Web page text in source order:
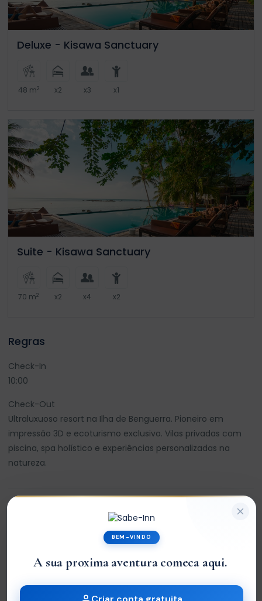
Deluxe - Kisawa Sanctuary
48 m2 x2 x3 x1
Suite - Kisawa Sanctuary
70 m2 x2 x4 x2
Regras
Check-In
10:00
Check-Out
Ultraluxuoso resort na Ilha de Benguerra. Pioneiro em
impressão 3D e ecoturismo exclusivo. Vilas privadas com
piscina, spa holístico e experiências personalizadas na
natureza.
0/5
BEM-VINDO
A sua proxima aventura comeca aq|